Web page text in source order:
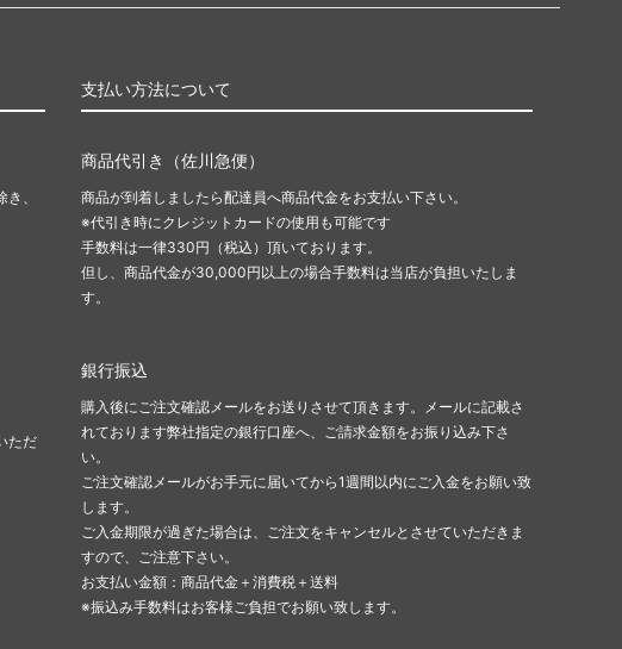
、
ただ
支払い方法について
商品代引き（佐川急便）
商品が到着しましたら配達員へ商品代金をお支払い下さい。
※代引き時にクレジットカードの使用も可能です
手数料は一律330円（税込）頂いております。
但し、商品代金が30,000円以上の場合手数料は当店が負担いたしま
す。
銀行振込
購入後にご注文確認メールをお送りさせて頂きます。メールに記載さ
れております弊社指定の銀行口座へ、ご請求金額をお振り込み下さ
い。
ご注文確認メールがお手元に届いてから1週間以内にご入金をお願い致
します。
ご入金期限が過ぎた場合は、ご注文をキャンセルとさせていただきま
すので、ご注意下さい。
お支払い金額：商品代金＋消費税＋送料
※振込み手数料はお客様ご負担でお願い致します。